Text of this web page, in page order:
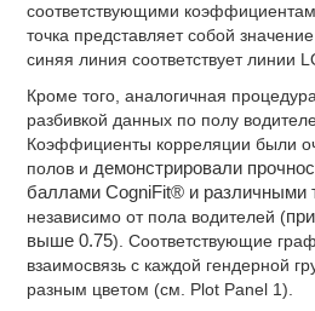
соответствующими
точка представляет собой
синяя линия соответствует линии
Кроме того, аналогичная
разбивкой данных по полу
Коэффициенты корреляции были
полов и демонстрировали
баллами CogniFit® и различными
независимо от пола водителей (
выше 0.75). Соответствующие
взаимосвязь с каждой гендерной
разным цветом (см. Plot Panel 1).